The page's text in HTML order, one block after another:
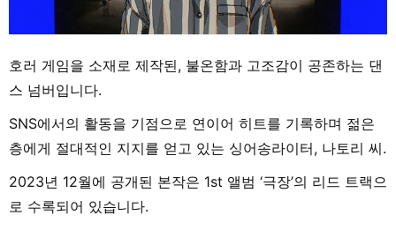
호러 게임을 소재로 제작된, 불온함과 고조감이 공존하는 댄
스 넘버입니다.
SNS에서의 활동을 기점으로 연이어 히트를 기록하며 젊은
층에게 절대적인 지지를 얻고 있는 싱어송라이터, 나토리 씨.
2023년 12월에 공개된 본작은 1st 앨범 ‘극장’의 리드 트랙으
로 수록되어 있습니다.